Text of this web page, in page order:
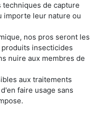
de capture
importe leur nature ou
nos pros seront les
insecticides
nuire aux membres de
aux traitements
faire usage sans